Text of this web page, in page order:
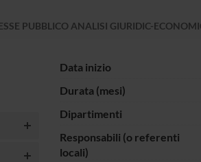
PUBBLICO ANALISI GIURIDIC-
Data inizio
Durata (mesi)
Dipartimenti
Responsabili (o referenti
locali)